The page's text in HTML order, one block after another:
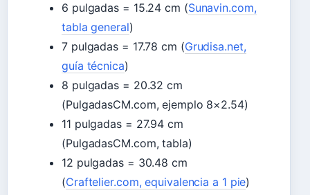
6 pulgadas = 15.24 cm (Sunavin.com,
tabla general)
7 pulgadas = 17.78 cm (Grudisa.net,
guía técnica)
8 pulgadas = 20.32 cm
(PulgadasCM.com, ejemplo 8×2.54)
11 pulgadas = 27.94 cm
(PulgadasCM.com, tabla)
12 pulgadas = 30.48 cm
(Craftelier.com, equivalencia a 1 pie)